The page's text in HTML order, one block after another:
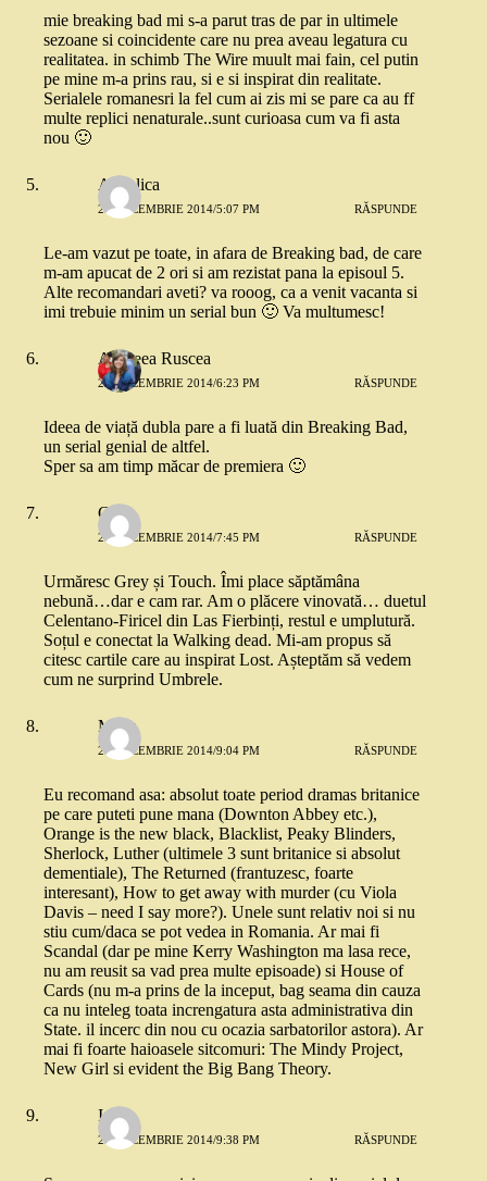
mie breaking bad mi s-a parut tras de par in ultimele
sezoane si coincidente care nu prea aveau legatura cu
realitatea. in schimb The Wire muult mai fain, cel putin
pe mine m-a prins rau, si e si inspirat din realitate.
Serialele romanesri la fel cum ai zis mi se pare ca au ff
multe replici nenaturale..sunt curioasa cum va fi asta
nou 🙂
Angelica
23 DECEMBRIE 2014/5:07 PM RĂSPUNDE
Le-am vazut pe toate, in afara de Breaking bad, de care
m-am apucat de 2 ori si am rezistat pana la episoul 5.
Alte recomandari aveti? va rooog, ca a venit vacanta si
imi trebuie minim un serial bun 🙂 Va multumesc!
Andreea Ruscea
23 DECEMBRIE 2014/6:23 PM RĂSPUNDE
Ideea de viață dubla pare a fi luată din Breaking Bad,
un serial genial de altfel.
Sper sa am timp măcar de premiera 🙂
Crina
23 DECEMBRIE 2014/7:45 PM RĂSPUNDE
Urmăresc Grey și Touch. Îmi place săptămâna
nebună…dar e cam rar. Am o plăcere vinovată… duetul
Celentano-Firicel din Las Fierbinți, restul e umplutură.
Soțul e conectat la Walking dead. Mi-am propus să
citesc cartile care au inspirat Lost. Așteptăm să vedem
cum ne surprind Umbrele.
Mada
23 DECEMBRIE 2014/9:04 PM RĂSPUNDE
Eu recomand asa: absolut toate period dramas britanice
pe care puteti pune mana (Downton Abbey etc.),
Orange is the new black, Blacklist, Peaky Blinders,
Sherlock, Luther (ultimele 3 sunt britanice si absolut
dementiale), The Returned (frantuzesc, foarte
interesant), How to get away with murder (cu Viola
Davis – need I say more?). Unele sunt relativ noi si nu
stiu cum/daca se pot vedea in Romania. Ar mai fi
Scandal (dar pe mine Kerry Washington ma lasa rece,
nu am reusit sa vad prea multe episoade) si House of
Cards (nu m-a prins de la inceput, bag seama din cauza
ca nu inteleg toata increngatura asta administrativa din
State. il incerc din nou cu ocazia sarbatorilor astora). Ar
mai fi foarte haioasele sitcomuri: The Mindy Project,
New Girl si evident the Big Bang Theory.
Ioana
23 DECEMBRIE 2014/9:38 PM RĂSPUNDE